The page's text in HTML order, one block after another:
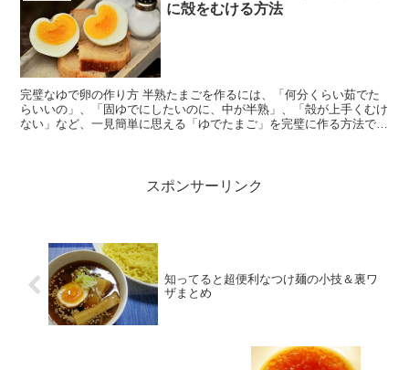
に殻をむける方法
完璧なゆで卵の作り方 半熟たまごを作るには、「何分くらい茹でた
らいいの」、「固ゆでにしたいのに、中が半熟」、「殻が上手くむけ
ない」など、一見簡単に思える「ゆでたまご」を完璧に作る方法で
スポンサーリンク
知ってると超便利なつけ麺の小技＆裏ワ
ザまとめ